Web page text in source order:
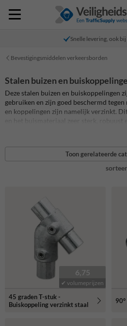
Snelle levering, ook
Bevestigingsmiddelen verkeersborden
Stalen buizen en
Deze stalen buizen en buiskoppelingen
gebruiken en zijn goed beschermd
en koppelingen zijn namelijk verzinkt.
en het buismateriaal zeer sterk, robuust
buiten.. De stalen buizen en
meerdere diameters. Welke
welke diameter varieert per
Toon gerelateerde
6,75
✔ volumeprijzen
45 graden T-stuk -
Buiskoppeling verzinkt staal